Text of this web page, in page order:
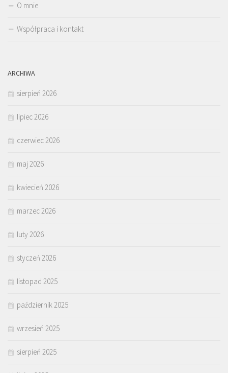
O mnie
Współpraca i kontakt
ARCHIWA
sierpień 2026
lipiec 2026
czerwiec 2026
maj 2026
kwiecień 2026
marzec 2026
luty 2026
styczeń 2026
listopad 2025
październik 2025
wrzesień 2025
sierpień 2025